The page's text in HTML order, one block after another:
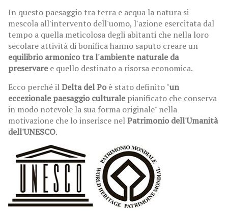
In questo paesaggio tra terra e acqua la natura si
mescola all'intervento dell'uomo, l'azione esercitata dal
tempo a quella meticolosa degli abitanti che nella loro
secolare attività di bonifica hanno saputo creare un
equilibrio armonico tra l'ambiente naturale da
preservare e quello destinato a risorsa economica.
Ecco perché ilDelta del Po è stato definito "un
eccezionale paesaggio culturale pianificato che conserva
in modo notevole la sua forma originale" nella
motivazione che lo inserisce nelPatrimonio dell'Umanità
dell'UNESCO.